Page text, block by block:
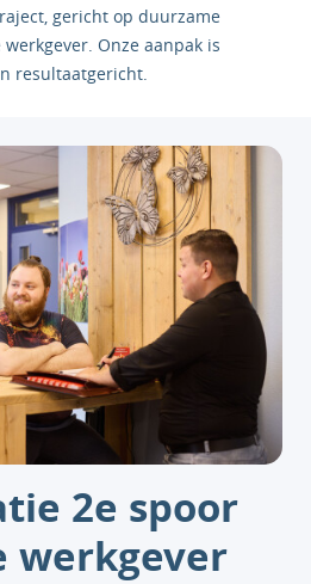
gericht op duurzame
Onze aanpak is
resultaatgericht.
2e spoor
werkgever